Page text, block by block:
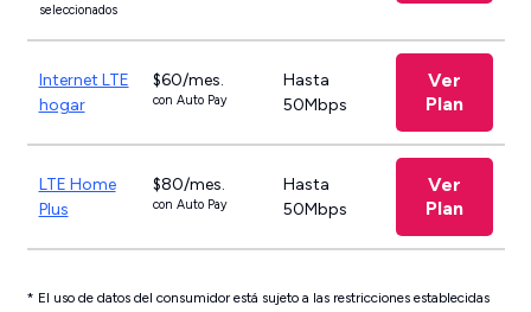
seleccionados
Internet LTE
hogar
$60/mes.
con Auto Pay
Hasta
50Mbps
Ver
Plan
LTE Home
Plus
$80/mes.
con Auto Pay
Hasta
50Mbps
Ver
Plan
* El uso de datos del consumidor está sujeto a las restricciones establecidas